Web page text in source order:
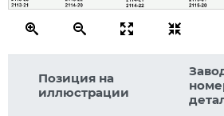
Позиция на
иллюстрации